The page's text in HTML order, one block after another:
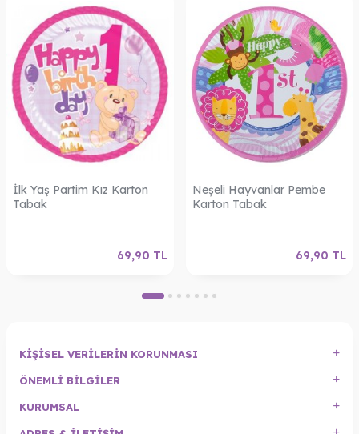
İlk Yaş Partim Kız Karton
Tabak
69,90 TL
Neşeli Hayvanlar Pembe
Karton Tabak
69,90 TL
KIŞISEL VERILERIN KORUNMASI
ÖNEMLI BILGILER
KURUMSAL